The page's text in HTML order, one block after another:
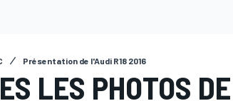
Présentation de l'Audi R18 2016
LES PHOTOS